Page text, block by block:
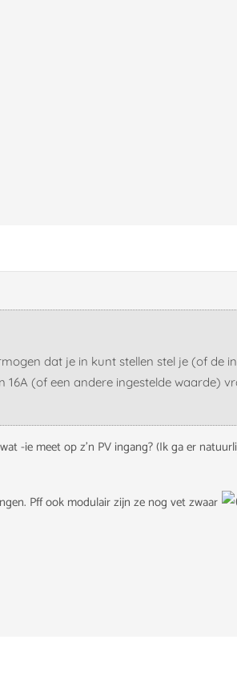
dat je in kunt stellen stel je (of de
(of een andere ingestelde waarde)
-ie meet op z'n PV ingang? (Ik ga er
Pff ook modulair zijn ze nog vet zwaar